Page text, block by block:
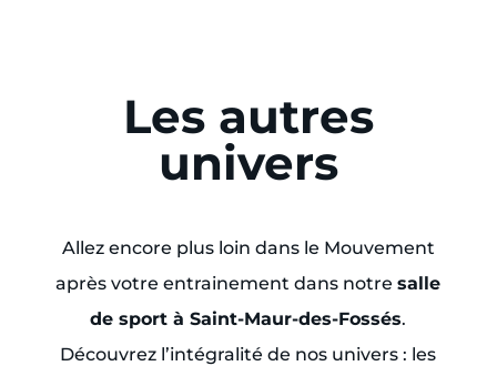
Les autres
univers
Allez encore plus loin dans le Mouvement
après votre entrainement dans notresalle
de sport à Saint-Maur-des-Fossés.
Découvrez l’intégralité de nos univers : les